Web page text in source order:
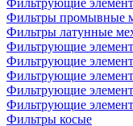
Фильтры промывные
Фильтры латунные
Фильтрующие
Фильтрующие
Фильтрующие
Фильтрующие
Фильтрующие
Фильтры косые